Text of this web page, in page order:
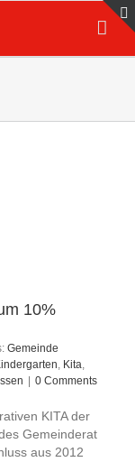
10%
Gemeinde
, Kita,
0 Comments
KITA der
Gemeinderat
aus 2012